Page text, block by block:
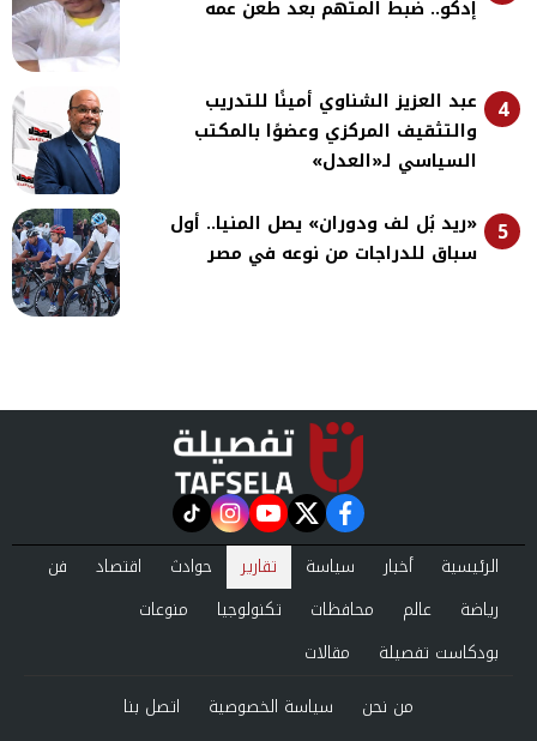
إدكو.. ضبط المتهم بعد طعن عمه
4
عبد العزيز الشناوي أمينًا للتدريب
والتثقيف المركزي وعضوًا بالمكتب
السياسي لـ«العدل»
5
«ريد بُل لف ودوران» يصل المنيا.. أول
سباق للدراجات من نوعه في مصر
facebook
twitter
youtube
instagram
tiktok
الرئيسية أخبار سياسة تقارير حوادث اقتصاد
فن
رياضة
عالم محافظات تكنولوجيا
منوعات
بودكاست تفصيلة
مقالات
من نحن
سياسة الخصوصية اتصل بنا